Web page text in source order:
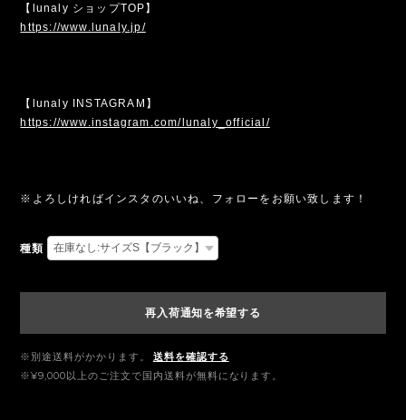
【lunaly ショップTOP】
https://www.lunaly.jp/
【lunaly INSTAGRAM】
https://www.instagram.com/lunaly_official/
※よろしければインスタのいいね、フォローをお願い致します！
種類
再入荷通知を希望する
※別途送料がかかります。
送料を確認する
※¥9,000以上のご注文で国内送料が無料になります。